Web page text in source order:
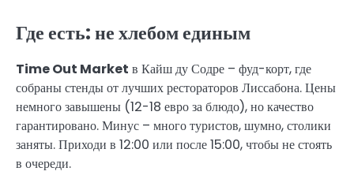
Где есть: не хлебом единым
Time Out Market в Кайш ду Содре – фуд-корт, где
собраны стенды от лучших рестораторов Лиссабона. Цены
немного завышены (12-18 евро за блюдо), но качество
гарантировано. Минус – много туристов, шумно, столики
заняты. Приходи в 12:00 или после 15:00, чтобы не стоять
в очереди.